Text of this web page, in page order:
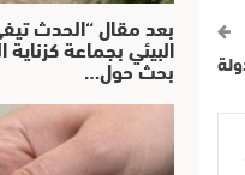
بعد مقال “الحدث
البيئي بجماعة
بحث حول…